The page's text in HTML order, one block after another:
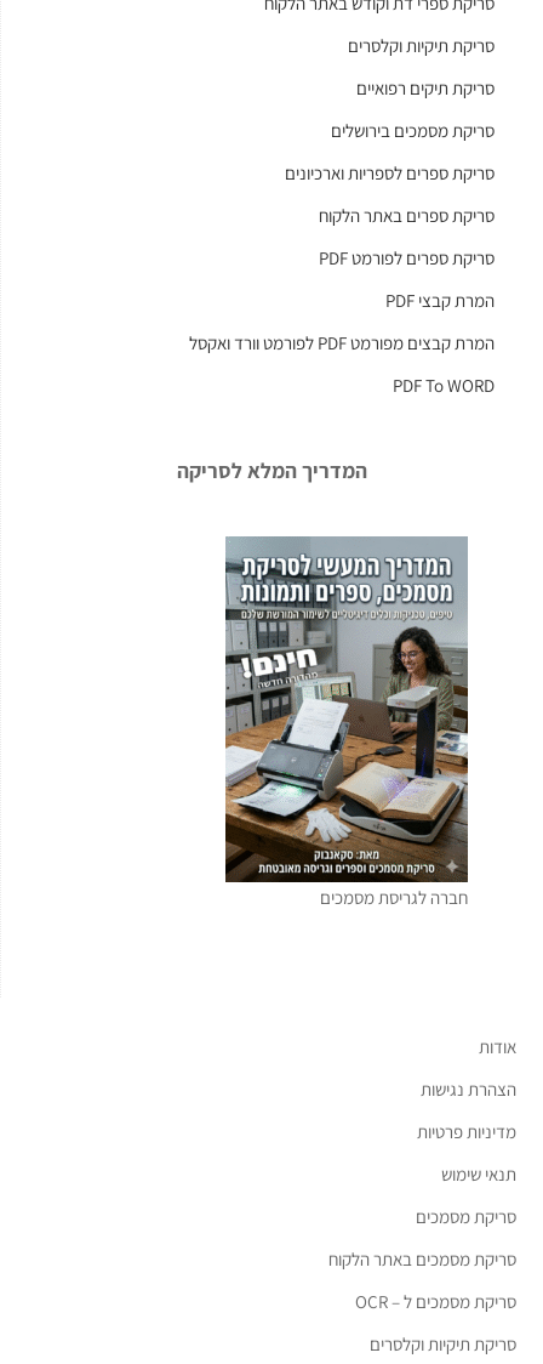
סריקת תיקיות וקלסרים
סריקת תיקים רפואיים
סריקת מסמכים בירושלים
סריקת ספרים לספריות וארכיונים
סריקת ספרים באתר הלקוח
סריקת ספרים לפורמט PDF
המרת קבצי PDF
המרת קבצים מפורמט PDF לפורמט וורד ואקסל
PDF To WORD
המדריך המלא לסריקה
חברה לגריסת מסמכים
אודות
הצהרת נגישות
מדיניות פרטיות
תנאי שימוש
סריקת מסמכים
סריקת מסמכים באתר הלקוח
סריקת מסמכים ל – OCR
סריקת תיקיות וקלסרים